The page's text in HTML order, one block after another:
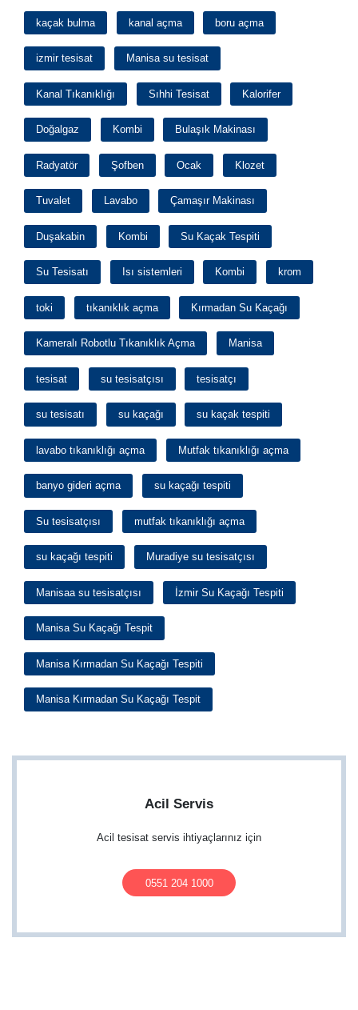
kaçak bulma kanal açma boru açma
izmir tesisat Manisa su tesisat
Kanal Tıkanıklığı Sıhhi Tesisat Kalorifer
Doğalgaz Kombi Bulaşık Makinası
Radyatör Şofben Ocak Klozet
Tuvalet Lavabo Çamaşır Makinası
Duşakabin Kombi Su Kaçak Tespiti
Su Tesisatı Isı sistemleri Kombi krom
toki tıkanıklık açma Kırmadan Su Kaçağı
Kameralı Robotlu Tıkanıklık Açma Manisa
tesisat su tesisatçısı tesisatçı
su tesisatı su kaçağı su kaçak tespiti
lavabo tıkanıklığı açma Mutfak tıkanıklığı açma
banyo gideri açma su kaçağı tespiti
Su tesisatçısı mutfak tıkanıklığı açma
su kaçağı tespiti Muradiye su tesisatçısı
Manisaa su tesisatçısı İzmir Su Kaçağı Tespiti
Manisa Su Kaçağı Tespit
Manisa Kırmadan Su Kaçağı Tespiti
Manisa Kırmadan Su Kaçağı Tespit
Acil Servis
Acil tesisat servis ihtiyaçlarınız için
0551 204 1000